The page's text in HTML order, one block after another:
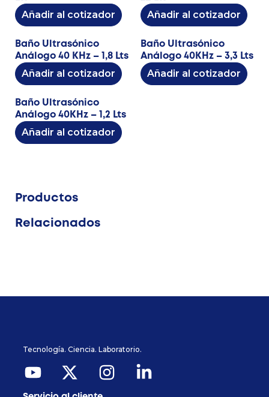
Añadir al cotizador Añadir al cotizador
Baño Ultrasónico
Análogo 40 KHz – 1,8 Lts
Añadir al cotizador
Baño Ultrasónico
Análogo 40KHz – 3,3 Lts
Añadir al cotizador
Baño Ultrasónico
Análogo 40KHz – 1,2 Lts
Añadir al cotizador
Productos
Relacionados
Tecnología. Ciencia. Laboratorio.